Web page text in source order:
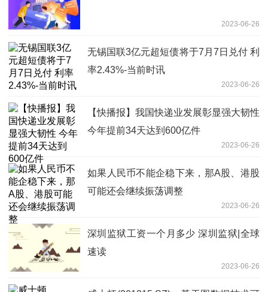
2023-06-26
无锡国联3亿元超短债将于7月7日兑付 利
率2.43%-当前时讯
2023-06-26
【快播报】我国快递业发展彰显强大韧性
今年提前34天达到600亿件
2023-06-26
如果人民币不能企稳下来，那A股、港股
可能还会继续振荡调整
2023-06-26
深圳监狱工资一个月多少 深圳监狱|全球
速读
2023-06-26